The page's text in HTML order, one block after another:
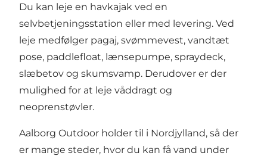
Du kan leje en havkajak ved en
selvbetjeningsstation eller med levering. Ved
leje medfølger pagaj, svømmevest, vandtæt
pose, paddlefloat, lænsepumpe, spraydeck,
slæbetov og skumsvamp. Derudover er der
mulighed for at leje våddragt og
neoprenstøvler.
Aalborg Outdoor holder til i Nordjylland, så der
er mange steder, hvor du kan få vand under